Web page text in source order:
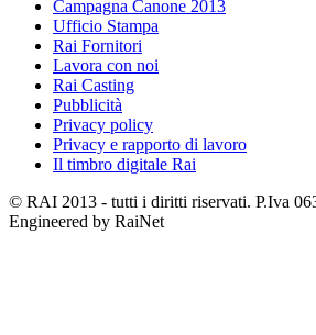
Campagna Canone 2013
Ufficio Stampa
Rai Fornitori
Lavora con noi
Rai Casting
Pubblicità
Privacy policy
Privacy e rapporto di lavoro
Il timbro digitale Rai
© RAI 2013 - tutti i diritti riservati. P.Iva
Engineered by RaiNet